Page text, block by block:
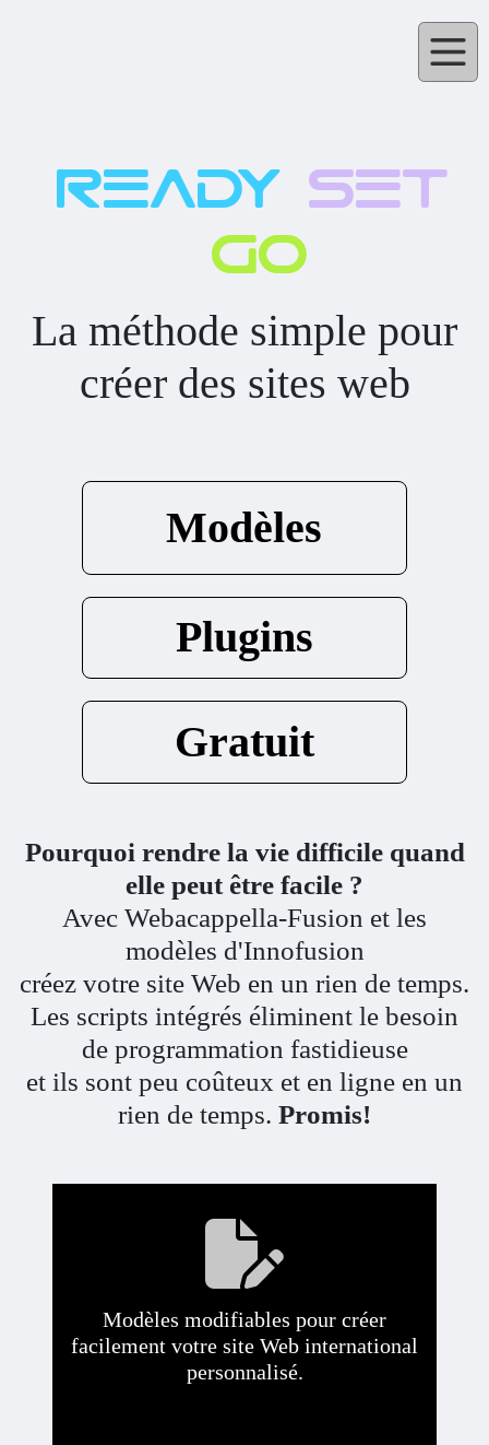
ready set
go
La méthode simple pour
créer des sites web
Modèles
Plugins
Gratuit
Pourquoi rendre la vie difficile quand
elle peut être facile ?
Avec Webacappella-Fusion et les
modèles d'Innofusion
créez votre site Web en un rien de temps.
Les scripts intégrés éliminent le besoin
de programmation fastidieuse
et ils sont peu coûteux et en ligne en un
rien de temps. Promis!
Modèles modifiables pour créer
facilement votre site Web international
personnalisé.